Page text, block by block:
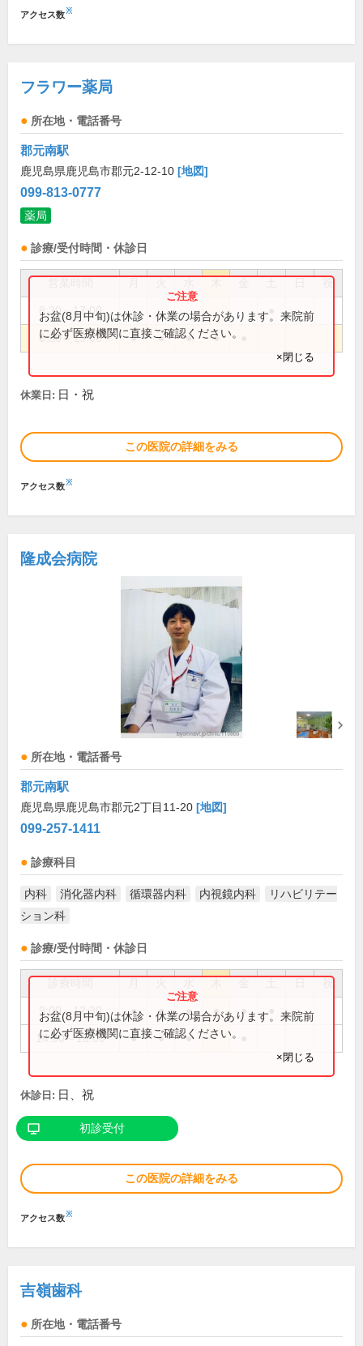
アクセス数※
フラワー薬局
所在地・電話番号
郡元南駅
鹿児島県鹿児島市郡元2-12-10 [地図]
099-813-0777
薬局
診療/受付時間・休診日
祝
8:30～17:00
8:30～19:00 ● ● ● ●
お盆(8月中旬)は休診・休業の場合があります。来院前
に必ず医療機関に直接ご確認ください。
×閉じる
休業日: 日・祝
この医院の詳細をみる
アクセス数※
隆成会病院
所在地・電話番号
郡元南駅
鹿児島県鹿児島市郡元2丁目11-20 [地図]
099-257-1411
診療科目
内科 消化器内科 循環器内科 内視鏡内科
リハビリテー
ション科
診療/受付時間・休診日
祝
9:00～12:30 ● ● ● ● ●
14:00～18:00 ● ● ●
お盆(8月中旬)は休診・休業の場合があります。来院前
に必ず医療機関に直接ご確認ください。
×閉じる
休診日: 日、祝
初診受付
この医院の詳細をみる
アクセス数※
吉嶺歯科
所在地・電話番号